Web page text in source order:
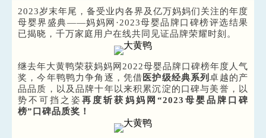
2023岁末年尾，备受业内各界及亿万妈妈们关注的年度
母婴界盛典——妈妈网·2023母婴品牌口碑榜评选结果
已揭晓， 千万家庭用户在线共同见证品牌荣耀时刻。
继去年大黄鸭荣获妈妈网2022母婴品牌口碑榜年度人气
奖，今年鸭鸭力争角逐，凭借 医护级经典系列卓越的产
品品质，以及品牌十年以来积累沉淀的口碑与美誉，以
势不可挡之姿再度斩获妈妈网“2023母婴品牌口碑
榜”口碑品质奖！